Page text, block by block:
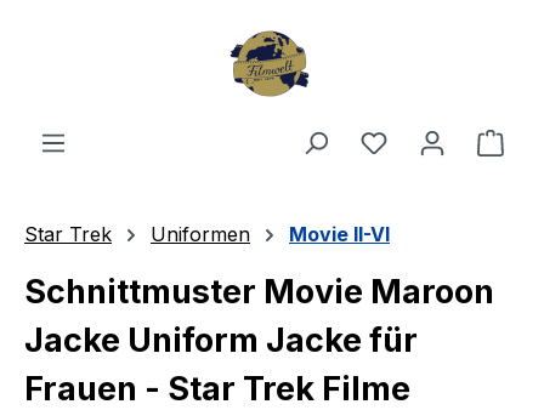
Du hast 0
Star Trek Uniformen Movie II-VI
Schnittmuster Movie Maroon
Jacke Uniform Jacke für
Frauen - Star Trek Filme